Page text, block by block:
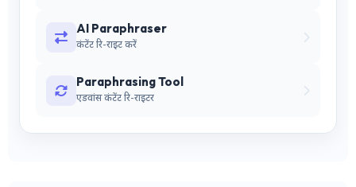
AI Paraphraser
कंटेंट रि-राइट करें
Paraphrasing Tool
एडवांस कंटेंट रि-राइटर